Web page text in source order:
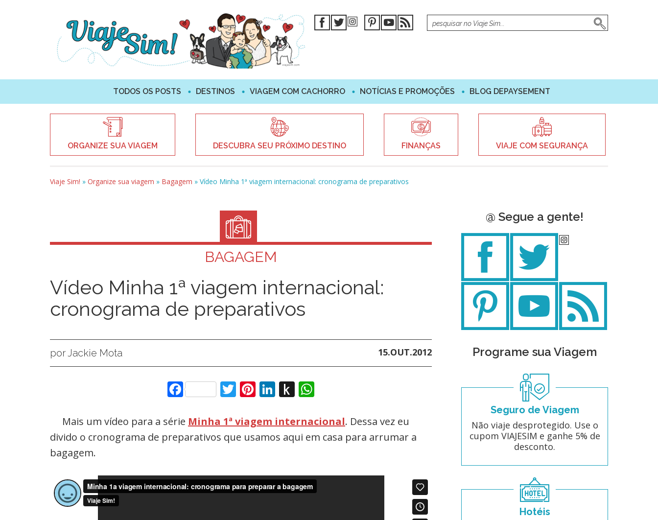
TODOS OS POSTS DESTINOS VIAGEM COM CACHORRO NOTÍCIAS E PROMOÇÕES BLOG DEPAYSEMENT
ORGANIZE SUA VIAGEM DESCUBRA SEU PRÓXIMO DESTINO FINANÇAS VIAJE COM SEGURANÇA
Viaje Sim! » Organize sua viagem » Bagagem » Vídeo Minha 1ª viagem internacional: cronograma de preparativos
BAGAGEM
Vídeo Minha 1ª viagem internacional:
cronograma de preparativos
por Jackie Mota 15.OUT.2012
FacebookTwitter
Pinterest
LinkedIn
Push
Kindle
Mais um vídeo para a série Minha 1ª viagem internacional. Dessa vez eu
divido o cronograma de preparativos que usamos aqui em casa para arrumar a
bagagem.
@ Segue a gente!
Programe sua Viagem
Seguro de Viagem
Não viaje desprotegido. Use o
cupom VIAJESIM e ganhe 5% de
desconto.
Hotéis